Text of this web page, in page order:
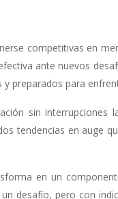
competitivas en
ante nuevos
preparados para
sin interrupciones
tendencias en auge
en un
desafío, pero con